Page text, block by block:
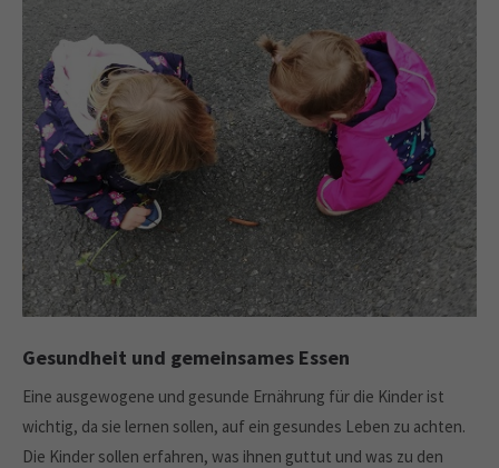
Gesundheit und gemeinsames Essen
Eine ausgewogene und gesunde Ernährung für die Kinder ist
wichtig, da sie lernen sollen, auf ein gesundes Leben zu achten.
Die Kinder sollen erfahren, was ihnen guttut und was zu den